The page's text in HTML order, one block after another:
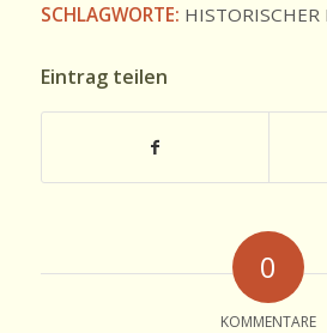
SCHLAGWORTE: HISTORISCHER
Eintrag teilen
0
KOMMENTARE